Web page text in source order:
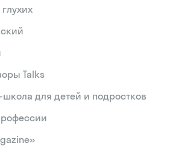
Talks
для детей и подростков